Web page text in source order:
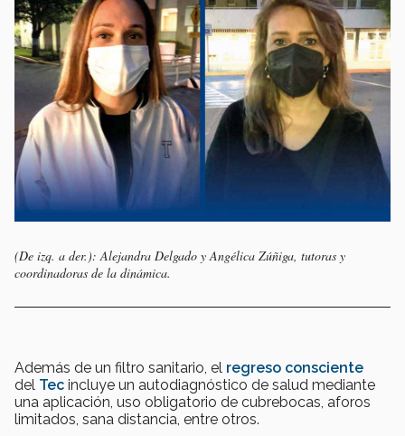
(De izq. a der.): Alejandra Delgado y Angélica Zúñiga, tutoras y
coordinadoras de la dinámica.
Además de un filtro sanitario, el regreso consciente
del Tec incluye un autodiagnóstico de salud mediante
una aplicación, uso obligatorio de cubrebocas, aforos
limitados, sana distancia, entre otros.